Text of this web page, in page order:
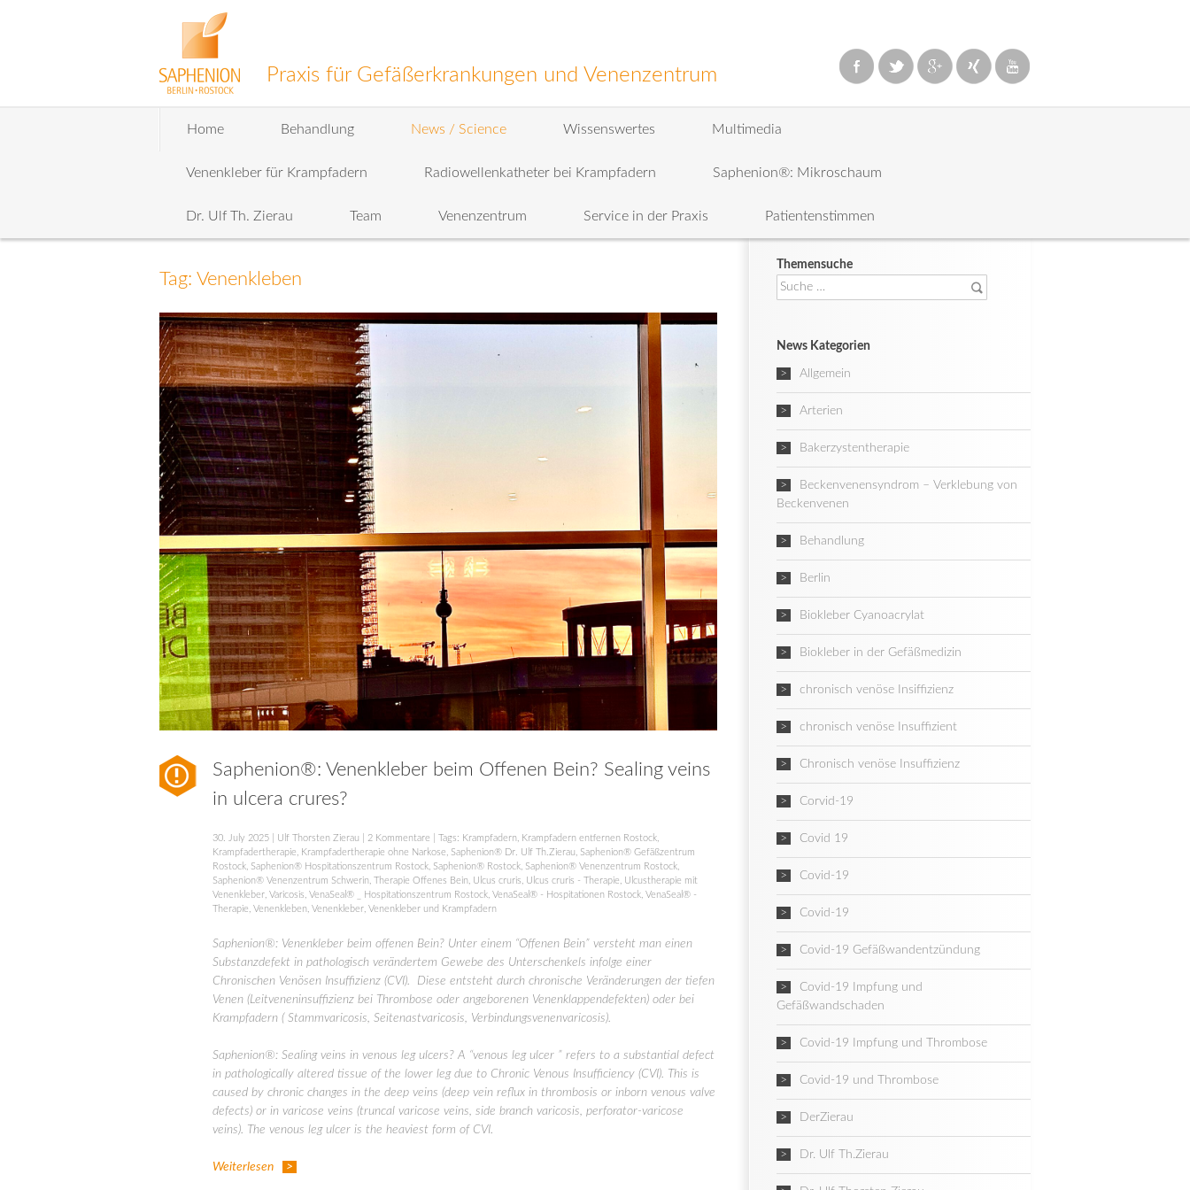
Praxis für Gefäßerkrankungen und Venenzentrum
Home Behandlung News / Science Wissenswertes Multimedia
Venenkleber für Krampfadern Radiowellenkatheter bei Krampfadern Saphenion®: Mikroschaum
Dr. Ulf Th. Zierau Team Venenzentrum Service in der Praxis Patientenstimmen
Tag: Venenkleben
Saphenion®: Venenkleber beim Offenen Bein? Sealing veins
in ulcera crures?
30. July 2025 Ulf Thorsten Zierau 2 Kommentare | Tags: Krampfadern Krampfadern entfernen Rostock
Krampfadertherapie
Krampfadertherapie ohne Narkose Saphenion® Dr. Ulf Th.Zierau
Saphenion® Gefäßzentrum
Rostock Saphenion® Hospitationszentrum Rostock Saphenion® Rostock Saphenion® Venenzentrum Rostock
Saphenion® Venenzentrum Schwerin Therapie Offenes Bein Ulcus cruris Ulcus cruris - Therapie
Ulcustherapie mit
Venenkleber Varicosis VenaSeal® _ Hospitationszentrum Rostock VenaSeal® - Hospitationen Rostock VenaSeal® -
Therapie Venenkleben Venenkleber Venenkleber und Krampfadern
Saphenion®: Venenkleber beim offenen Bein? Unter einem “Offenen Bein” versteht man einen
Substanzdefekt in pathologisch verändertem Gewebe des Unterschenkels infolge einer
Chronischen Venösen Insuffizienz (CVI). Diese entsteht durch chronische Veränderungen der tiefen
Venen (Leitveneninsuffizienz bei Thrombose oder angeborenen Venenklappendefekten) oder bei
Krampfadern ( Stammvaricosis, Seitenastvaricosis, Verbindungsvenenvaricosis).
Saphenion®: Sealing veins in venous leg ulcers? A “venous leg ulcer ” refers to a substantial defect
in pathologically altered tissue of the lower leg due to Chronic Venous Insufficiency (CVI). This is
caused by chronic changes in the deep veins (deep vein reflux in thrombosis or inborn venous valve
defects) or in varicose veins (truncal varicose veins, side branch varicosis, perforator-varicose
veins). The venous leg ulcer is the heaviest form of CVI.
Weiterlesen
Themensuche
Suche
nach:
News Kategorien
Allgemein
Arterien
Bakerzystentherapie
Beckenvenensyndrom – Verklebung von
Beckenvenen
Behandlung
Berlin
Biokleber Cyanoacrylat
Biokleber in der Gefäßmedizin
chronisch venöse Insiffizienz
chronisch venöse Insuffizient
Chronisch venöse Insuffizienz
Corvid-19
Covid 19
Covid-19
Covid-19
Covid-19 Gefäßwandentzündung
Covid-19 Impfung und
Gefäßwandschaden
Covid-19 Impfung und Thrombose
Covid-19 und Thrombose
DerZierau
Dr. Ulf Th.Zierau